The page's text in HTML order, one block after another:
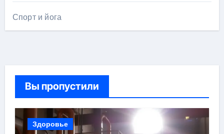
Спорт и йога
Вы пропустили
Здоровье